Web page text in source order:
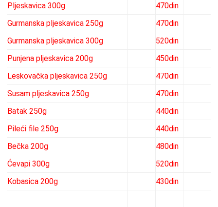
Pljeskavica 300g
470din
Gurmanska pljeskavica 250g
470din
Gurmanska pljeskavica 300g
520din
Punjena pljeskavica 200g
450din
Leskovačka pljeskavica 250g
470din
Susam pljeskavica 250g
470din
Batak 250g
440din
Pileći file 250g
440din
Bečka 200g
480din
Ćevapi 300g
520din
Kobasica 200g
430din